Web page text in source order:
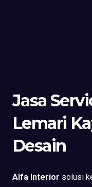
Jasa
Lemari
Desain
Alfa Interior solusi